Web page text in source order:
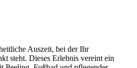
Auszeit, bei der Ihr
steht. Dieses Erlebnis vereint ein